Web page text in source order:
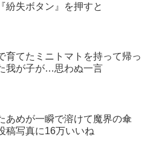
紛失ボタン』を押すと
育てたミニトマトを持って帰っ
我が子が…思わぬ一言
あめが一瞬で溶けて魔界の傘
稿写真に16万いいね